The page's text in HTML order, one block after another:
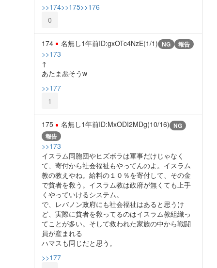
>>174>>175>>176
0
174 名無し1年前ID:gxOTc4NzE(1/1) NG 報告
>>173
↑
あたま悪そうw
>>177
1
175 名無し1年前ID:MxODI2MDg(10/16) NG
報告
>>173
イスラム同胞団やヒズボラは軍事だけじゃなく
て、寄付から社会福祉もやってんのよ。イスラム
教の教えやね。給料の１０％を寄付して、その金
で貧者を救う。イスラム教は政府が無くても上手
くやっていけるシステム。
で、レバノン政府にも社会福祉はあると思うけ
ど、実際に貧者を救ってるのはイスラム教組織っ
てことが多い。そして救われた家族の中から戦闘
員が産まれる
ハマスも同じだと思う。
>>177